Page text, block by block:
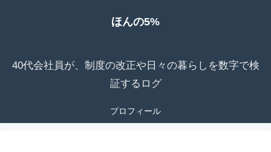
ほんの5%
40代会社員が、制度の改正や日々の暮らしを数字で検
証するログ
プロフィール